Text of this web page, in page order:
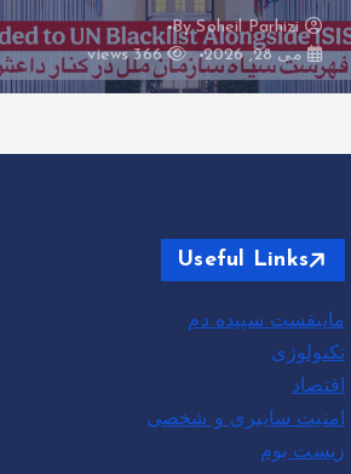
By
Soheil Parhizi
می 28, 2026
366 views
Useful Links
مانیفست سپیده دم
تکنولوژی
اقتصاد
امنیت سایبری و شخصی
زیست بوم